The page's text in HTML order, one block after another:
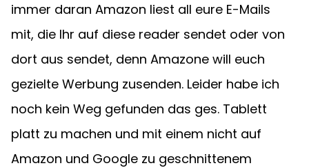
immer daran Amazon liest all eure E-Mails
mit, die Ihr auf diese reader sendet oder von
dort aus sendet, denn Amazone will euch
gezielte Werbung zusenden. Leider habe ich
noch kein Weg gefunden das ges. Tablett
platt zu machen und mit einem nicht auf
Amazon und Google zu geschnittenem